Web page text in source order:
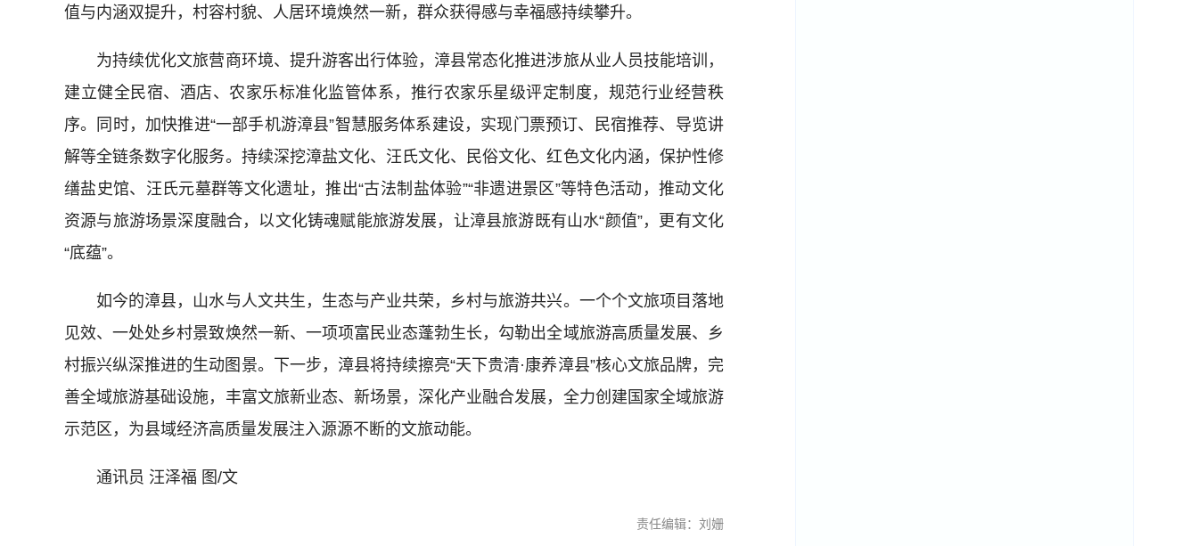
值与内涵双提升，村容村貌、人居环境焕然一新，群众获得感与幸福感持续攀升。
为持续优化文旅营商环境、提升游客出行体验，漳县常态化推进涉旅从业人员技能培训，
建立健全民宿、酒店、农家乐标准化监管体系，推行农家乐星级评定制度，规范行业经营秩
序。同时，加快推进“一部手机游漳县”智慧服务体系建设，实现门票预订、民宿推荐、导览讲
解等全链条数字化服务。持续深挖漳盐文化、汪氏文化、民俗文化、红色文化内涵，保护性修
缮盐史馆、汪氏元墓群等文化遗址，推出“古法制盐体验”“非遗进景区”等特色活动，推动文化
资源与旅游场景深度融合，以文化铸魂赋能旅游发展，让漳县旅游既有山水“颜值”，更有文化
“底蕴”。
如今的漳县，山水与人文共生，生态与产业共荣，乡村与旅游共兴。一个个文旅项目落地
见效、一处处乡村景致焕然一新、一项项富民业态蓬勃生长，勾勒出全域旅游高质量发展、乡
村振兴纵深推进的生动图景。下一步，漳县将持续擦亮“天下贵清·康养漳县”核心文旅品牌，完
善全域旅游基础设施，丰富文旅新业态、新场景，深化产业融合发展，全力创建国家全域旅游
示范区，为县域经济高质量发展注入源源不断的文旅动能。
通讯员 汪泽福 图/文
责任编辑：刘姗